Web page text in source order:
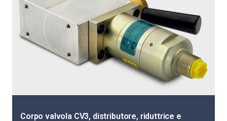
Corpo valvola CV3, distributore, riduttrice e